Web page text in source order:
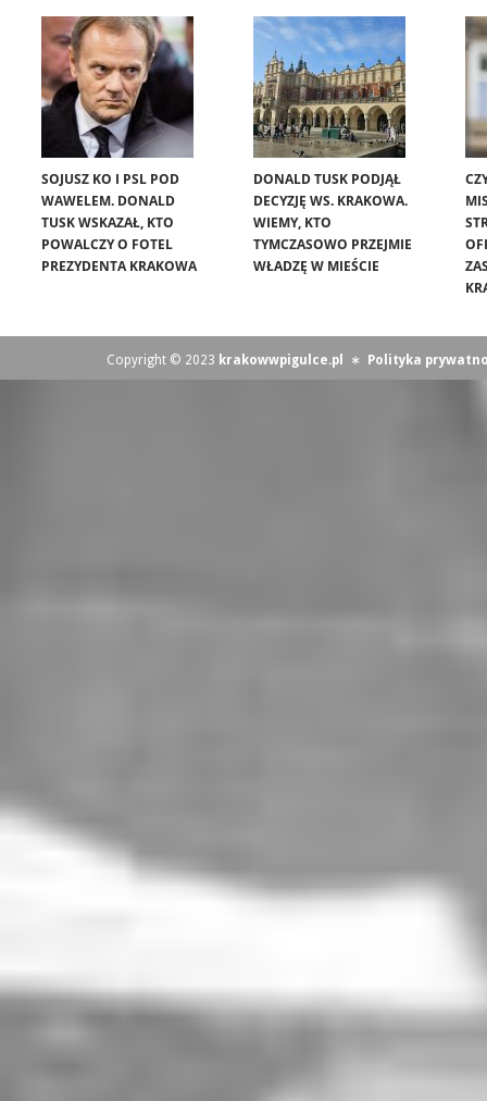
SOJUSZ KO I PSL POD
WAWELEM. DONALD
TUSK WSKAZAŁ, KTO
POWALCZY O FOTEL
PREZYDENTA KRAKOWA
DONALD TUSK PODJĄŁ
DECYZJĘ WS. KRAKOWA.
WIEMY, KTO
TYMCZASOWO PRZEJMIE
WŁADZĘ W MIEŚCIE
Copyright © 2023 krakowwpigulce.pl ∗ Polityka